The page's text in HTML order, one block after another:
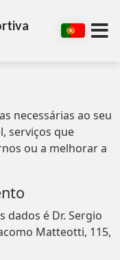
necessárias ao seu
serviços que
ou a melhorar a
dados é Dr. Sergio
Matteotti, 115,